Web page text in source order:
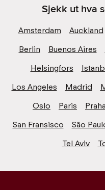
Sjekk ut hva
Amsterdam Auckland
Berlin
Buenos Aires
Helsingfors
Los Angeles
Madrid
Oslo
Paris Praha
San Fransisco
São
Tel Aviv